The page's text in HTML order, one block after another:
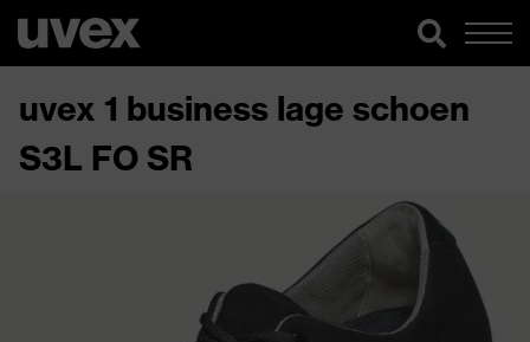
uvex 1 business lage schoen
S3L FO SR